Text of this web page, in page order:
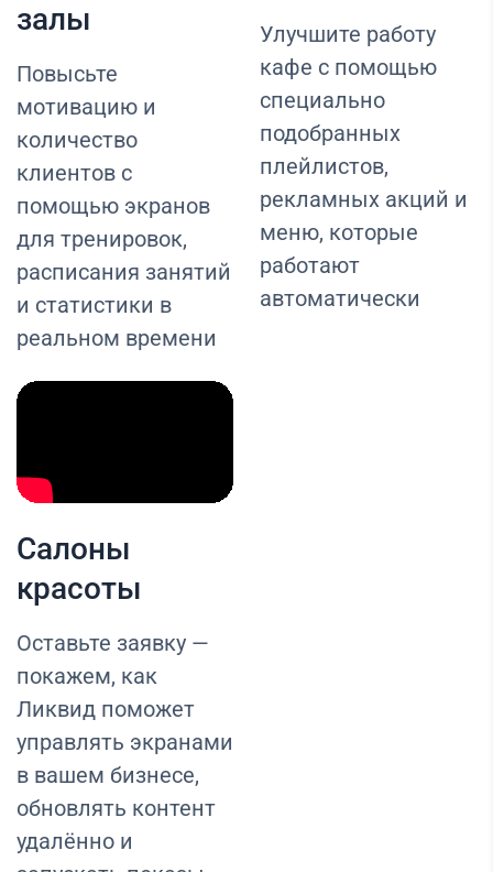
залы
Повысьте
мотивацию и
количество
клиентов с
помощью экранов
для тренировок,
расписания занятий
и статистики в
реальном времени
Улучшите работу
кафе с помощью
специально
подобранных
плейлистов,
рекламных акций и
меню, которые
работают
автоматически
Салоны
красоты
Оставьте заявку —
покажем, как
Ликвид поможет
управлять экранами
в вашем бизнесе,
обновлять контент
удалённо и